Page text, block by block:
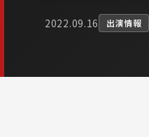
2022.09.16 出演情報